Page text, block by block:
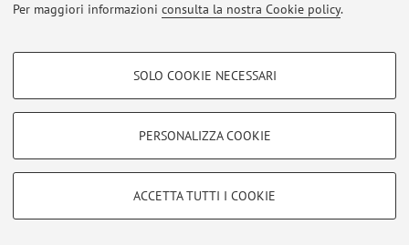
Per maggiori informazioni consulta la nostra Cookie policy.
COOKIE DI PROFILAZIONE - FACOLTATIVI
COOKIE TECNICI - NECESSARI
Si tratta di cookie tecnici utilizzati, a titolo esemplificativo, per il corretto
SOLO COOKIE NECESSARI
PERSONALIZZA COOKIE
ACCETTA TUTTI I COOKIE